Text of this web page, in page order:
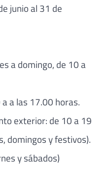
junio al 31 de
a domingo, de 10 a
a las 17.00 horas.
exterior: de 10 a 19
domingos y festivos).
y sábados)